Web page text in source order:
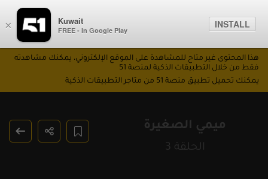
× Kuwait
FREE - In Google Play
INSTALL
ميمي الصغيرة
الحلقة 3
هذا المحتوى غير متاح للمشاهدة على الموقع الإلكتروني، يمكنك مشاهدته
فقط من خلال التطبيقات الذكية لمنصة 51
يمكنك تحميل تطبيق منصة 51 من متاجر التطبيقات الذكية